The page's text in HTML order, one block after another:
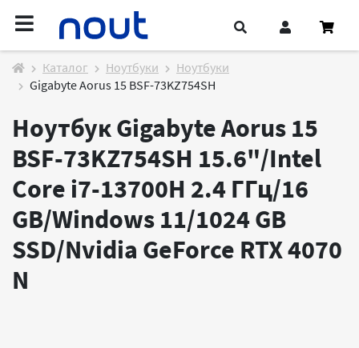
Каталог Ноутбуки
Ноутбуки
Gigabyte Aorus 15 BSF-73KZ754SH
Ноутбук Gigabyte Aorus 15
BSF-73KZ754SH 15.6"/Intel
Core i7-13700H 2.4 ГГц/16
GB/Windows 11/1024 GB
SSD/Nvidia GeForce RTX 4070
N